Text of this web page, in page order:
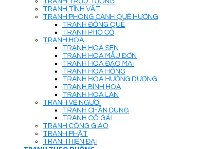
TRANH TĨNH VẬT
TRANH PHONG CẢNH QUÊ HƯƠNG
TRANH ĐỒNG QUÊ
TRANH PHỐ CỔ
TRANH HOA
TRANH HOA SEN
TRANH HOA MẪU ĐƠN
TRANH HOA ĐÀO MAI
TRANH HOA HỒNG
TRANH HOA HƯỚNG DƯƠNG
TRANH BÌNH HOA
TRANH HOA LAN
TRANH VẼ NGƯỜI
TRANH CHÂN DUNG
TRANH CÔ GÁI
TRANH CÔNG GIÁO
TRANH PHẬT
TRANH HIỆN ĐẠI